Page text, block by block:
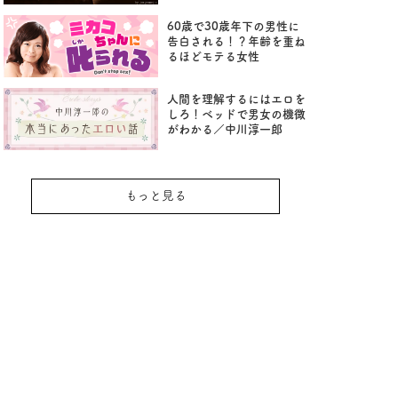
60歳で30歳年下の男性に
告白される！？年齢を重ね
るほどモテる女性
人間を理解するにはエロを
しろ！ベッドで男女の機微
がわかる／中川淳一郎
もっと見る